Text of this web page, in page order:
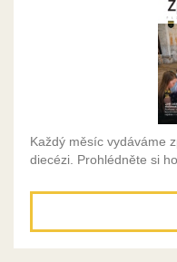
Každý měsíc vydáváme
diecézi. Prohlédněte si